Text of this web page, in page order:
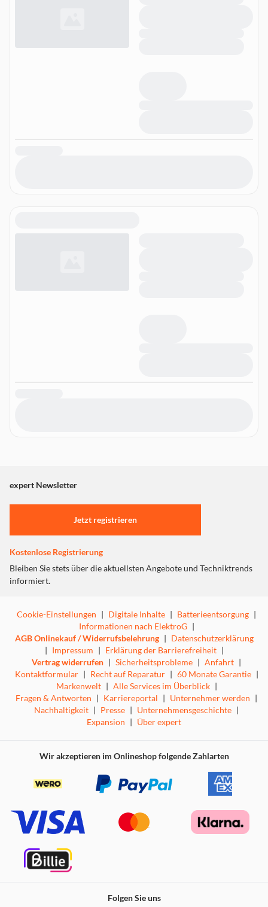
expert Newsletter
Jetzt registrieren
Kostenlose Registrierung
Bleiben Sie stets über die aktuellsten Angebote und Techniktrends
informiert.
Cookie-Einstellungen | Digitale Inhalte | Batterieentsorgung |
Informationen nach ElektroG |
AGB Onlinekauf / Widerrufsbelehrung | Datenschutzerklärung
| Impressum | Erklärung der Barrierefreiheit |
Vertrag widerrufen | Sicherheitsprobleme | Anfahrt |
Kontaktformular | Recht auf Reparatur | 60 Monate Garantie |
Markenwelt | Alle Services im Überblick |
Fragen & Antworten | Karriereportal | Unternehmer werden |
Nachhaltigkeit | Presse | Unternehmensgeschichte |
Expansion | Über expert
Wir akzeptieren im Onlineshop folgende Zahlarten
Folgen Sie uns